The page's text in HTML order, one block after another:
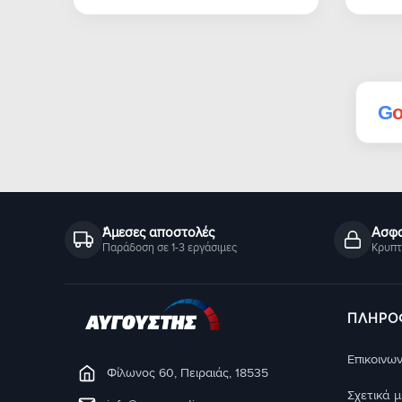
Άμεσες αποστολές
Παράδοση σε 1-3 εργάσιμες
Go
Φίλωνος 60, Πειραιάς, 18535
Σχετικά